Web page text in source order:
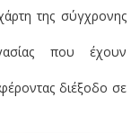
της σύγχρονης
που έχουν
διέξοδο σε